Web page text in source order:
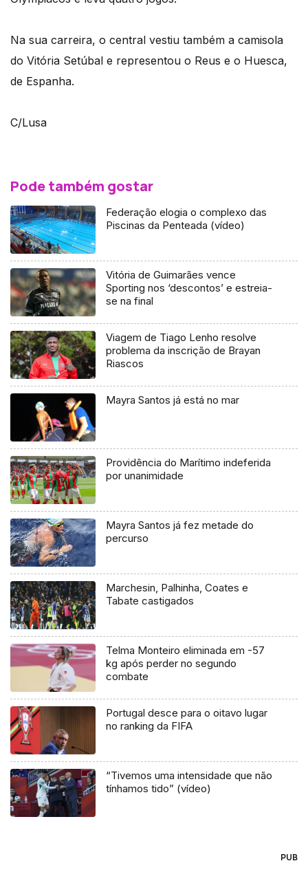
Na sua carreira, o central vestiu também a camisola
do Vitória Setúbal e representou o Reus e o Huesca,
de Espanha.
C/Lusa
Pode também gostar
Federação elogia o complexo das
Piscinas da Penteada (vídeo)
Vitória de Guimarães vence
Sporting nos ‘descontos’ e estreia-
se na final
Viagem de Tiago Lenho resolve
problema da inscrição de Brayan
Riascos
Mayra Santos já está no mar
Providência do Marítimo indeferida
por unanimidade
Mayra Santos já fez metade do
percurso
Marchesin, Palhinha, Coates e
Tabate castigados
Telma Monteiro eliminada em -57
kg após perder no segundo
combate
Portugal desce para o oitavo lugar
no ranking da FIFA
“Tivemos uma intensidade que não
tínhamos tido” (vídeo)
PUB